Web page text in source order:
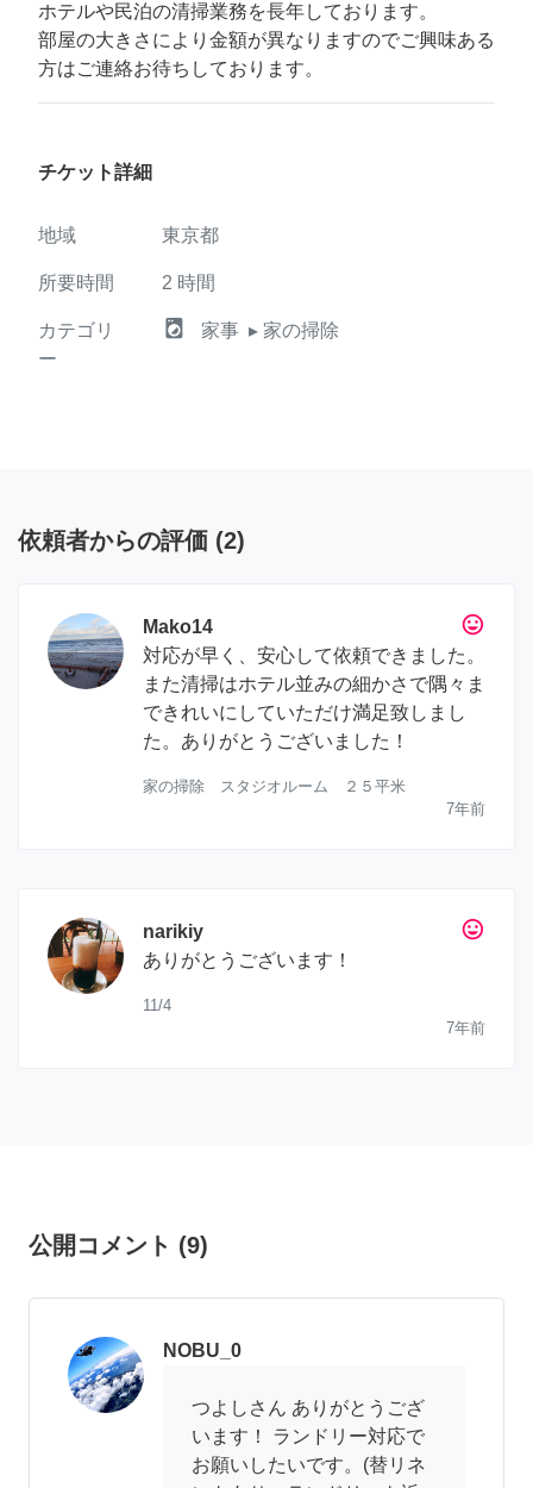
ホテルや民泊の清掃業務を長年しております。
部屋の大きさにより金額が異なりますのでご興味ある
方はご連絡お待ちしております。
チケット詳細
地域 東京都
所要時間 2 時間
カテゴリ
ー
local_laundry_service 家事 ▸ 家の掃除
依頼者からの評価 (2)
tag_faces
Mako14
対応が早く、安心して依頼できました。
また清掃はホテル並みの細かさで隅々ま
できれいにしていただけ満足致しまし
た。ありがとうございました！
家の掃除 スタジオルーム ２５平米
7年前
tag_faces
narikiy
ありがとうございます！
11/4
7年前
公開コメント (9)
NOBU_0
つよしさん ありがとうござ
います！ ランドリー対応で
お願いしたいです。(替リネ